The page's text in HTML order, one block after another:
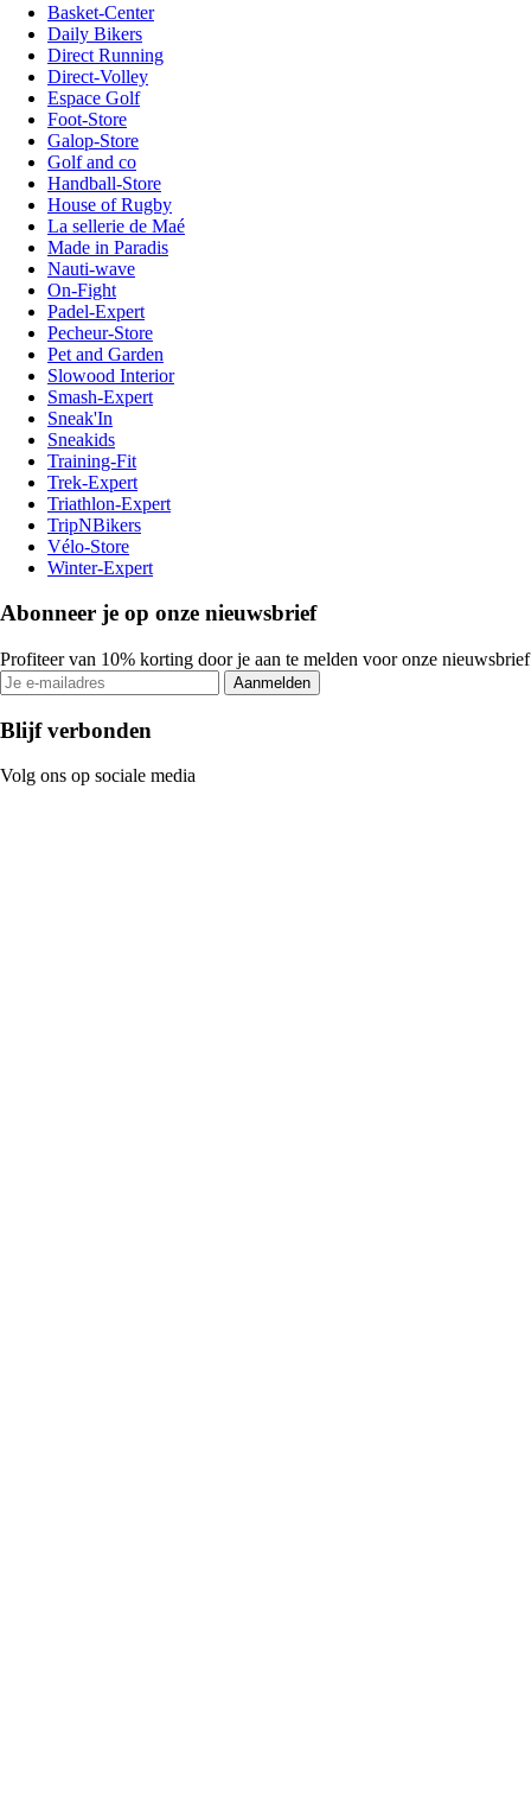
Basket-Center
Daily Bikers
Direct Running
Direct-Volley
Espace Golf
Foot-Store
Galop-Store
Golf and co
Handball-Store
House of Rugby
La sellerie de Maé
Made in Paradis
Nauti-wave
On-Fight
Padel-Expert
Pecheur-Store
Pet and Garden
Slowood Interior
Smash-Expert
Sneak'In
Sneakids
Training-Fit
Trek-Expert
Triathlon-Expert
TripNBikers
Vélo-Store
Winter-Expert
Abonneer je op onze nieuwsbrief
Profiteer van 10% korting door je aan te melden voor onze nieuwsbrief
Aanmelden
Blijf verbonden
Volg ons op sociale media